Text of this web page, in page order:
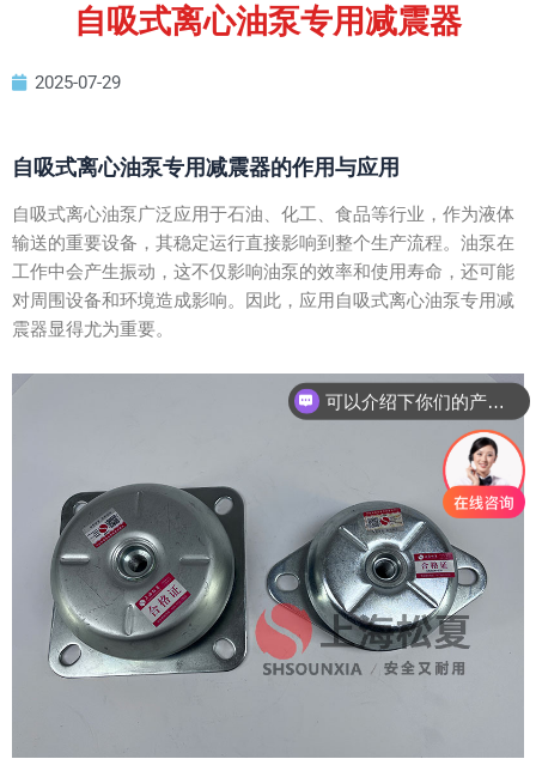
自吸式离心油泵专用减震器
2025-07-29
自吸式离心油泵专用减震器的作用与应用
自吸式离心油泵广泛应用于石油、化工、食品等行业，作为液体
输送的重要设备，其稳定运行直接影响到整个生产流程。油泵在
工作中会产生振动，这不仅影响油泵的效率和使用寿命，还可能
对周围设备和环境造成影响。因此，应用自吸式离心油泵专用减
震器显得尤为重要。
可以介绍下你们的产品么？